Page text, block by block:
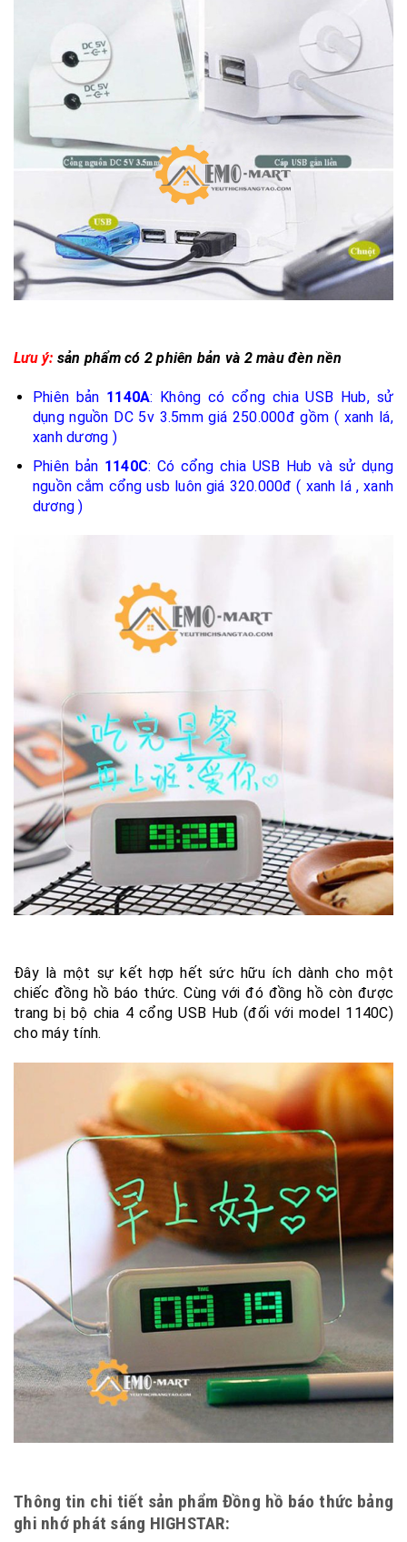
Lưu ý: sản phẩm có 2 phiên bản và 2 màu đèn nền
Phiên bản 1140A: Không có cổng chia USB Hub, sử
dụng nguồn DC 5v 3.5mm giá 250.000đ gồm ( xanh lá,
xanh dương )
Phiên bản 1140C: Có cổng chia USB Hub và sử dụng
nguồn cắm cổng usb luôn giá 320.000đ ( xanh lá , xanh
dương )
Đây là một sự kết hợp hết sức hữu ích dành cho một
chiếc đồng hồ báo thức. Cùng với đó đồng hồ còn được
trang bị bộ chia 4 cổng USB Hub (đối với model 1140C)
cho máy tính.
Thông tin chi tiết sản phẩm Đồng hồ báo thức bảng
ghi nhớ phát sáng HIGHSTAR: